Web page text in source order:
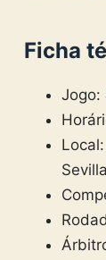
Ficha
Jogo: